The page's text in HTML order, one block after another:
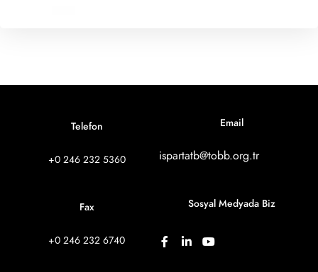
Telefon
+0 246 232 5360
Fax
+0 246 232 6740
Email
ispartatb@tobb.org.tr
Sosyal Medyada Biz